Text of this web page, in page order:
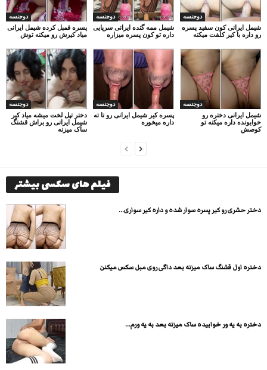
دوجنسه
پسره قمبل کرده شیمل ایرانی
میاد کیرش رو میکنه توش
دوجنسه
شیمل ممه گنده ایرانی سرپایی
داره تو کون پسره میزاره
دوجنسه
شیمل ایرانی کون سفید پسره
رو داره با کیر کلفت میکنه
دوجنسه
دختر تپل لخت میشه میاد کیر
شیمل ایرانی رو براش قشنگ
ساک میزنه
دوجنسه
پسره کیر شیمل ایرانی رو تا ته
داره میخوره
دوجنسه
شیمل ایرانی دختره رو
خوابونده داره میکنه تو
کوصش
فیلم های سکسی بیشتر
دختر حشری رو کیر پسره سوار شده و داره کیر سواری...
دختره اول قشنگ ساک میزنه بعد داگی روی مبل سکس میکنن
دختره به یه ور خوابیده ساک میزنه بعد به یه ورم...